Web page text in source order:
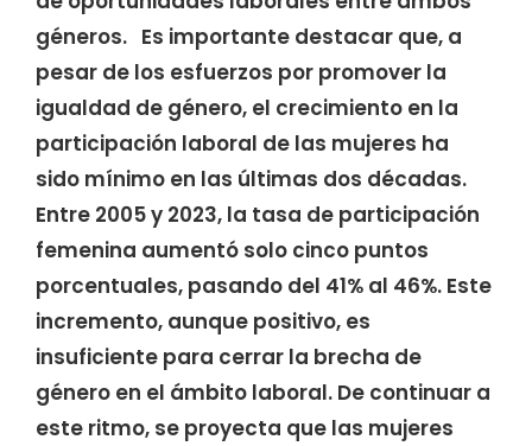
géneros. Es importante destacar que, a
pesar de los esfuerzos por promover la
igualdad de género, el crecimiento en la
participación laboral de las mujeres ha
sido mínimo en las últimas dos décadas.
Entre 2005 y 2023, la tasa de participación
femenina aumentó solo cinco puntos
porcentuales, pasando del 41% al 46%. Este
incremento, aunque positivo, es
insuficiente para cerrar la brecha de
género en el ámbito laboral. De continuar a
este ritmo, se proyecta que las mujeres